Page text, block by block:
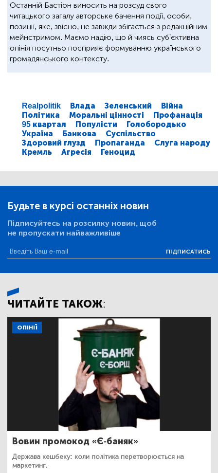
Останній Бастіон виносить на розсуд свого
читацького загалу авторське бачення події, особи,
позиції, яке, звісно, не завжди збігається з редакційним
мейнстримом. Маємо надію, що й чиясь суб'єктивна
опінія посутньо посприяє формуванню українського
громадянського контексту.
Realpolitik Влада Зеленський
Війна
Політика
Моральні цінності
Профанація
95 квартал
Популісти
Голобородько
Україна
Банкова
Суспільство
Здоровий глузд
Пропаганда
Слуга народу
Кремль
Агресія Геноцид
Будьте в курсі останніх новин
Підписуйтесь на розсилку новин, щоб
не пропускати найважливіше
ПІДПИСАТИСЬ
ЧИТАЙТЕ ТАКОЖ:
ОПІНІЇ
Вовин промокод «Є-баняк»
Держава кешбеку: коли політика перетворюється на
маркетинг.